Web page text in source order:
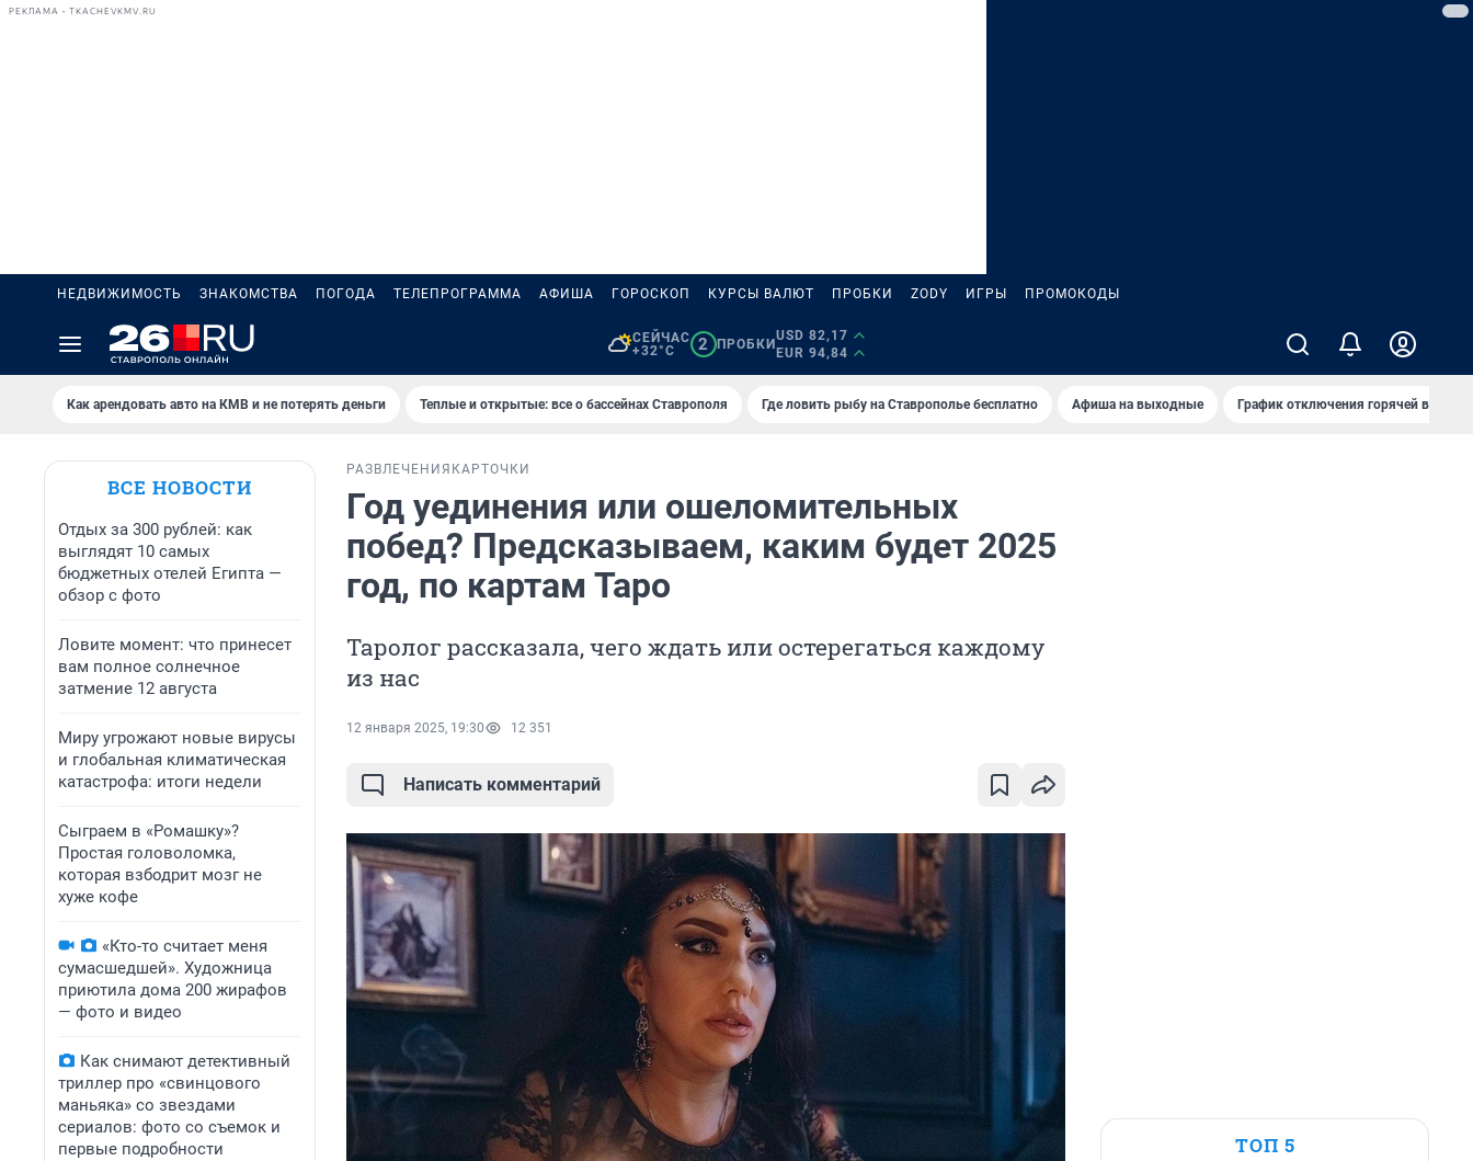
РЕКЛАМА • TKACHEVKMV.RU
НЕДВИЖИМОСТЬ ЗНАКОМСТВА ПОГОДА ТЕЛЕПРОГРАММА АФИША ГОРОСКОП КУРСЫ ВАЛЮТ ПРОБКИ ZODY ИГРЫ ПРОМОКОДЫ
СЕЙЧАС
+32°C
2 ПРОБКИ
USD 82,17
EUR 94,84
Как арендовать авто на КМВ и не потерять деньги Теплые и открытые: все о бассейнах Ставрополя Где ловить рыбу на Ставрополье бесплатно Афиша на выходные График отключения горячей воды в
ВСЕ НОВОСТИ
Отдых за 300 рублей: как
выглядят 10 самых
бюджетных отелей Египта —
обзор с фото
Ловите момент: что принесет
вам полное солнечное
затмение 12 августа
Миру угрожают новые вирусы
и глобальная климатическая
катастрофа: итоги недели
Сыграем в «Ромашку»?
Простая головоломка,
которая взбодрит мозг не
хуже кофе
«Кто-то считает меня
сумасшедшей». Художница
приютила дома 200 жирафов
— фото и видео
Как снимают детективный
триллер про «свинцового
маньяка» со звездами
сериалов: фото со съемок и
первые подробности
РАЗВЛЕЧЕНИЯ КАРТОЧКИ
Год уединения или ошеломительных
побед? Предсказываем, каким будет 2025
год, по картам Таро
Таролог рассказала, чего ждать или остерегаться каждому
из нас
12 января 2025, 19:30 12 351
Написать комментарий
ТОП 5